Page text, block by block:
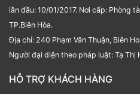
lần đầu: 10/01/2017. Nơi cấp: Phòng
TP.Biên Hòa.
Địa chỉ: 240 Phạm Văn Thuận, Biên
Người đại diện theo pháp luật: Tạ Thị
HỖ TRỢ KHÁCH HÀNG